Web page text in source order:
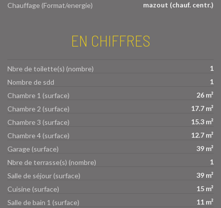
Chauffage (Format/energie)
mazout (chauf. centr.)
EN CHIFFRES
Nbre de toilette(s) (nombre)
1
Nombre de sdd
1
Chambre 1 (surface)
26 m²
Chambre 2 (surface)
17.7 m²
Chambre 3 (surface)
15.3 m²
Chambre 4 (surface)
12.7 m²
Garage (surface)
39 m²
Nbre de terrasse(s) (nombre)
1
Salle de séjour (surface)
39 m²
Cuisine (surface)
15 m²
Salle de bain 1 (surface)
11 m²